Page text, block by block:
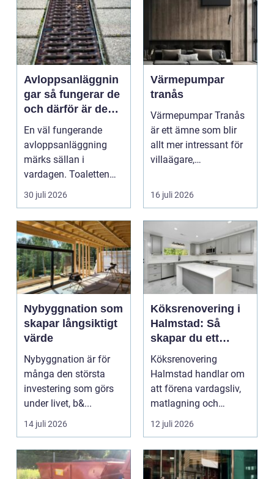
Avloppsanläggnin
gar så fungerar de
och därför är de
viktigare än många
tror
En väl fungerande
avloppsanläggning
märks sällan i
vardagen. Toaletten
spolas, vattnet rinner
undan ...
30 juli 2026
Värmepumpar
tranås
Värmepumpar Tranås
är ett ämne som blir
allt mer intressant för
villaägare,
o...
16 juli 2026
Nybyggnation som
skapar långsiktigt
värde
Nybyggnation är för
många den största
investering som görs
under livet, b&...
14 juli 2026
Köksrenovering i
Halmstad: Så
skapar du ett
funktionellt och
trivsamt kök
Köksrenovering
Halmstad handlar om
att förena vardagsliv,
matlagning och
umgänge i et...
12 juli 2026